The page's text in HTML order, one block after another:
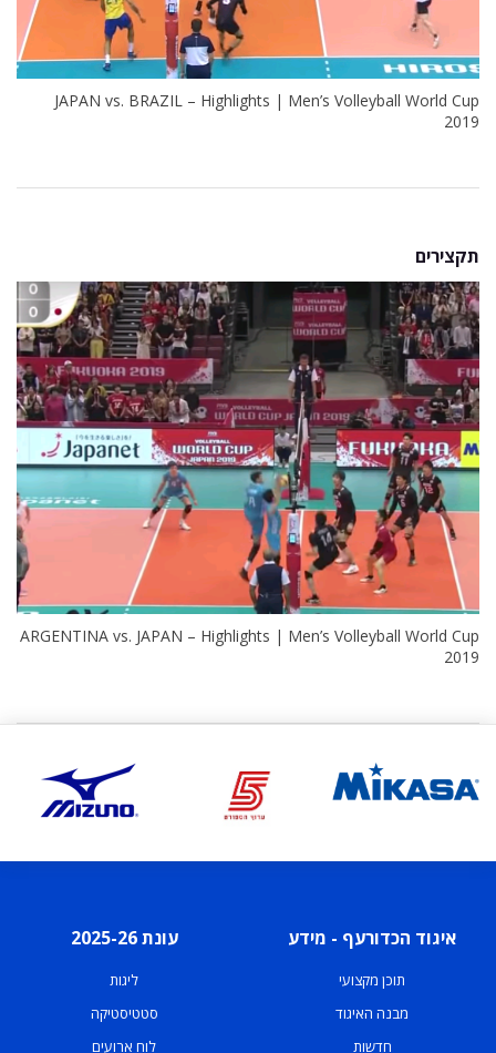
JAPAN vs. BRAZIL – Highlights | Men’s Volleyball World Cup
2019
תקצירים
ARGENTINA vs. JAPAN – Highlights | Men’s Volleyball World Cup
2019
איגוד הכדורעף - מידע
תוכן מקצועי
מבנה האיגוד
חדשות
עונת 2025-26
ליגות
סטטיסטיקה
לוח ארועים